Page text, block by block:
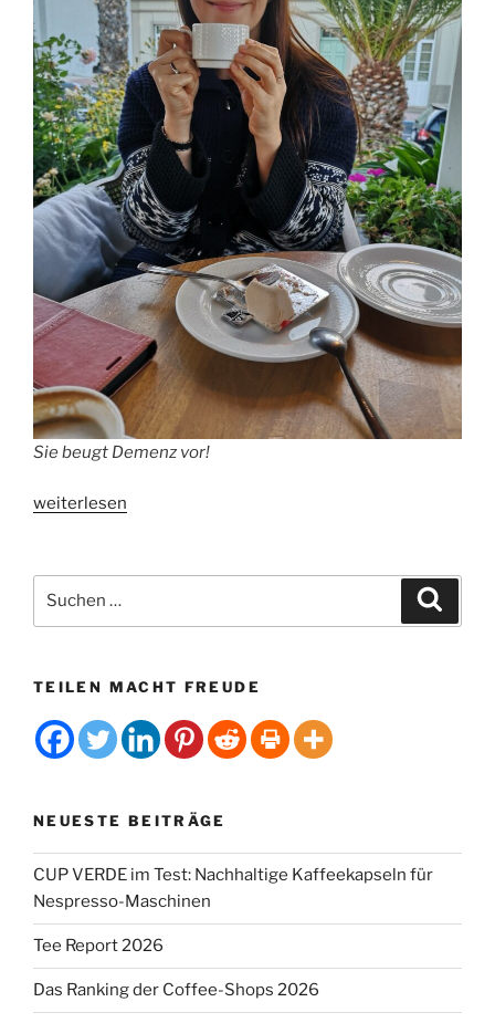
Sie beugt Demenz vor!
„Studie:
Tee
senken
weiterlesen
nach:
TEILEN MACHT FREUDE
NEUESTE BEITRÄGE
CUP VERDE im Test: Nachhaltige Kaffeekapseln für
Nespresso-Maschinen
Tee Report 2026
Das Ranking der Coffee-Shops 2026